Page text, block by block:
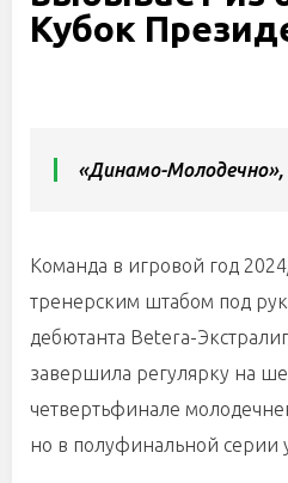
Кубок
«Динамо-Молодечно»,
Команда в игровой год
тренерским штабом под
дебютанта Betera-
завершила регулярку на
четвертьфинале
но в полуфинальной серии